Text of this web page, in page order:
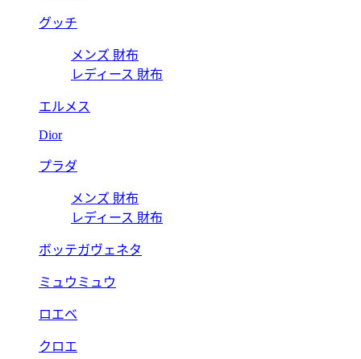
グッチ
メンズ 財布
レディース 財布
エルメス
Dior
プラダ
メンズ 財布
レディース 財布
ボッテガヴェネタ
ミュウミュウ
ロエベ
クロエ